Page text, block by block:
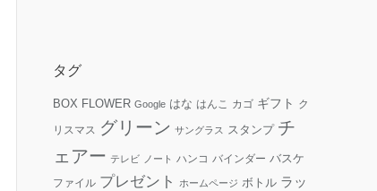
タグ
BOX FLOWER Google はな はんこ カゴ ギフト ク
リスマス グリーン サングラス スタンプ チ
ェアー テレビ ノート ハンコ バインダー バスケ
ファイル プレゼント ホームページ ボトル ラッ